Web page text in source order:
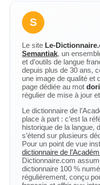
S
Le site Le-
Semantiak, un
et d’outils de langue
depuis plus de 30 ans,
une image de qualité et
page dédiée au mot
régulier de mise à jour
Le dictionnaire de
place à part : c’est la
historique de la langue,
s’étend sur plusieurs
Pour un point de vue
dictionnaire de
Dictionnaire.com
dictionnaire 100 %
régulièrement, conçu